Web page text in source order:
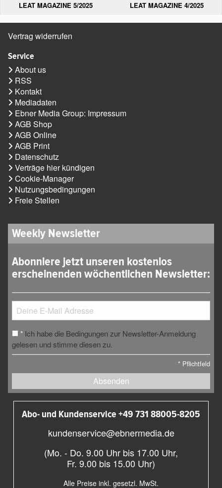
LEAT MAGAZINE 5/2025 LEAT MAGAZINE 4/2025
Vertrag widerrufen
Service
About us
RSS
Kontakt
Mediadaten
Ebner Media Group: Impressum
AGB Shop
AGB Online
AGB Print
Datenschutz
Verträge hier kündigen
Cookie-Manager
Nutzungsbedingungen
Freie Stellen
Weekly Newsletter
Abonniere jetzt unseren kostenlos
erscheinenden wöchentlichen Newsletter:
* Ich habe die Bedingungen zur Newsletter-Anmeldung
gelesen und stimme diesen zu.
* Pflichtfeld
Absenden
Abo- und Kundenservice +49 731 88005-8205
kundenservice@ebnermedia.de
(Mo. - Do. 9.00 Uhr bis 17.00 Uhr,
Fr. 9.00 bis 15.00 Uhr)
Alle Preise inkl. gesetzl. MwSt.